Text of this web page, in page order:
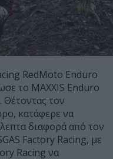
RedMoto Enduro
το MAXXIS Enduro
τον
κατάφερε να
διαφορά από τον
Factory Racing, με
Racing να